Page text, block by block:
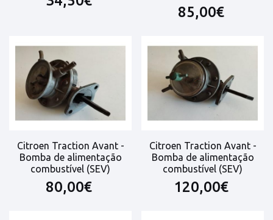
85,00€
Citroen Traction Avant -
Bomba de alimentação
combustível (SEV)
80,00€
Citroen Traction Avant -
Bomba de alimentação
combustível (SEV)
120,00€